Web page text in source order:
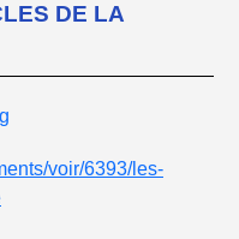
DE LA
voir/6393/les-